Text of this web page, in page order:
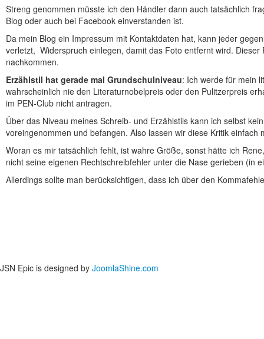
Streng genommen müsste ich den Händler dann auch tatsächlich
Blog oder auch bei Facebook einverstanden ist.
Da mein Blog ein Impressum mit Kontaktdaten hat, kann jeder
verletzt, Widerspruch einlegen, damit das Foto entfernt wird.
nachkommen.
Erzählstil hat gerade mal Grundschulniveau: Ich werde für mein
wahrscheinlich nie den Literaturnobelpreis oder den Pulitzerpreis
im PEN-Club nicht antragen.
Über das Niveau meines Schreib- und Erzählstils kann ich selbst
voreingenommen und befangen. Also lassen wir diese Kritik einfach
Woran es mir tatsächlich fehlt, ist wahre Größe, sonst hätte ich
nicht seine eigenen Rechtschreibfehler unter die Nase gerieben (in
Allerdings sollte man berücksichtigen, dass ich über den
JSN Epic is designed by JoomlaShine.com